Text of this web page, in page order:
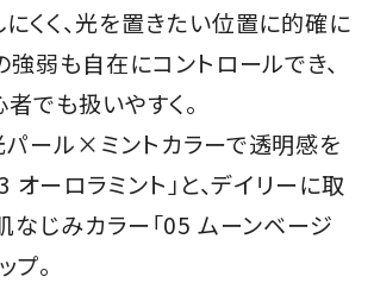
くく、光を置きたい位置に的確に
強弱も自在にコントロールでき、
でも扱いやすく。
パール×ミントカラーで透明感を
オーロラミント」と、デイリーに取
なじみカラー「05 ムーンベージ
プ。